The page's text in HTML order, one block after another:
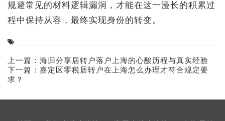
规避常见的材料逻辑漏洞，才能在这一漫长的积累过
程中保持从容，最终实现身份的转变。
上一篇： 海归分享居转户落户上海的心酸历程与真实经验
下一篇： 嘉定区零税居转户在上海怎么办理才符合规定要
求？